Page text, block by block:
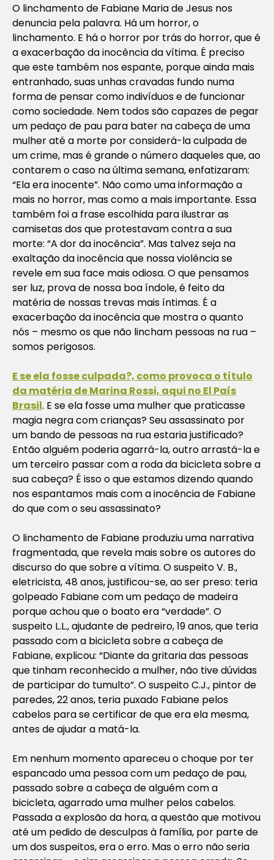
O linchamento de Fabiane Maria de Jesus nos
denuncia pela palavra. Há um horror, o
linchamento. E há o horror por trás do horror, que é
a exacerbação da inocência da vítima. É preciso
que este também nos espante, porque ainda mais
entranhado, suas unhas cravadas fundo numa
forma de pensar como indivíduos e de funcionar
como sociedade. Nem todos são capazes de pegar
um pedaço de pau para bater na cabeça de uma
mulher até a morte por considerá-la culpada de
um crime, mas é grande o número daqueles que, ao
contarem o caso na última semana, enfatizaram:
“Ela era inocente”. Não como uma informação a
mais no horror, mas como a mais importante. Essa
também foi a frase escolhida para ilustrar as
camisetas dos que protestavam contra a sua
morte: “A dor da inocência”. Mas talvez seja na
exaltação da inocência que nossa violência se
revele em sua face mais odiosa. O que pensamos
ser luz, prova de nossa boa índole, é feito da
matéria de nossas trevas mais íntimas. É a
exacerbação da inocência que mostra o quanto
nós – mesmo os que não lincham pessoas na rua –
somos perigosos.
E se ela fosse culpada?, como provoca o título
da matéria de Marina Rossi, aqui no El País
Brasil. E se ela fosse uma mulher que praticasse
magia negra com crianças? Seu assassinato por
um bando de pessoas na rua estaria justificado?
Então alguém poderia agarrá-la, outro arrastá-la e
um terceiro passar com a roda da bicicleta sobre a
sua cabeça? É isso o que estamos dizendo quando
nos espantamos mais com a inocência de Fabiane
do que com o seu assassinato?
O linchamento de Fabiane produziu uma narrativa
fragmentada, que revela mais sobre os autores do
discurso do que sobre a vítima. O suspeito V. B.,
eletricista, 48 anos, justificou-se, ao ser preso: teria
golpeado Fabiane com um pedaço de madeira
porque achou que o boato era “verdade”. O
suspeito L.L., ajudante de pedreiro, 19 anos, que teria
passado com a bicicleta sobre a cabeça de
Fabiane, explicou: “Diante da gritaria das pessoas
que tinham reconhecido a mulher, não tive dúvidas
de participar do tumulto”. O suspeito C.J., pintor de
paredes, 22 anos, teria puxado Fabiane pelos
cabelos para se certificar de que era ela mesma,
antes de ajudar a matá-la.
Em nenhum momento apareceu o choque por ter
espancado uma pessoa com um pedaço de pau,
passado sobre a cabeça de alguém com a
bicicleta, agarrado uma mulher pelos cabelos.
Passada a explosão da hora, a questão que motivou
até um pedido de desculpas à família, por parte de
um dos suspeitos, era o erro. Mas o erro não seria